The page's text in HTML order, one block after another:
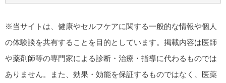
※当サイトは、健康やセルフケアに関する一般的な情報や個人
の体験談を共有することを目的としています。掲載内容は医師
や薬剤師等の専門家による診断・治療・指導に代わるものでは
ありません。また、効果・効能を保証するものではなく、医薬